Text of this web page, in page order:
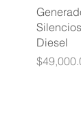
Diesel
Precio